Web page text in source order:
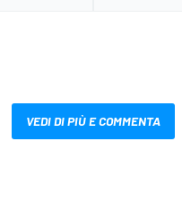
VEDI DI PIÙ E COMMENTA